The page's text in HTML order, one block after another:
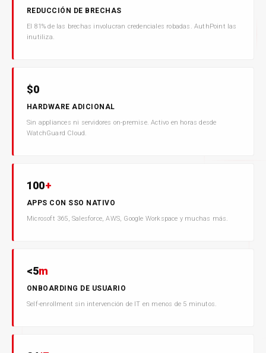
REDUCCIÓN DE BRECHAS
El 81% de las brechas involucran credenciales robadas. AuthPoint las
inutiliza.
$0
HARDWARE ADICIONAL
Sin appliances ni servidores on-premise. Activo en horas desde
WatchGuard Cloud.
100+
APPS CON SSO NATIVO
Microsoft 365, Salesforce, AWS, Google Workspace y muchas más.
<5m
ONBOARDING DE USUARIO
Self-enrollment sin intervención de IT en menos de 5 minutos.